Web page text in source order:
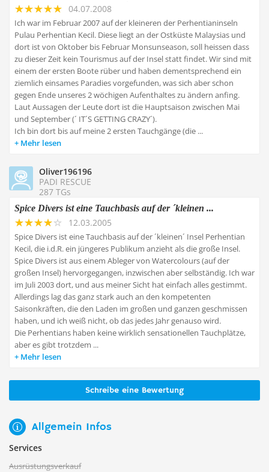
04.07.2008
Ich war im Februar 2007 auf der kleineren der Perhentianinseln
Pulau Perhentian Kecil. Diese liegt an der Ostküste Malaysias und
dort ist von Oktober bis Februar Monsunseason, soll heissen dass
zu dieser Zeit kein Tourismus auf der Insel statt findet. Wir sind mit
einem der ersten Boote rüber und haben dementsprechend ein
ziemlich einsames Paradies vorgefunden, was sich aber schon
gegen Ende unseres 2 wöchigen Aufenthaltes zu ändern anfing.
Laut Aussagen der Leute dort ist die Hauptsaison zwischen Mai
und September (´ IT´S GETTING CRAZY´).
Ich bin dort bis auf meine 2 ersten Tauchgänge (die ...
Mehr lesen
Oliver196196
PADI RESCUE
287 TGs
Spice Divers ist eine Tauchbasis auf der ´kleinen ...
12.03.2005
Spice Divers ist eine Tauchbasis auf der ´kleinen´ Insel Perhentian
Kecil, die i.d.R. ein jüngeres Publikum anzieht als die große Insel.
Spice Divers ist aus einem Ableger von Watercolours (auf der
großen Insel) hervorgegangen, inzwischen aber selbständig. Ich war
im Juli 2003 dort, und aus meiner Sicht hat einfach alles gestimmt.
Allerdings lag das ganz stark auch an den kompetenten
Saisonkräften, die den Laden im großen und ganzen geschmissen
haben, und ich weiß nicht, ob das jedes Jahr genauso wird.
Die Perhentians haben keine wirklich sensationellen Tauchplätze,
aber es gibt trotzdem ...
Mehr lesen
Schreibe eine Bewertung
Allgemein Infos
Services
Ausrüstungsverkauf